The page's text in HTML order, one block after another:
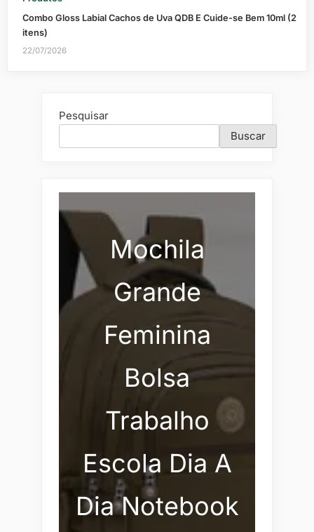
Combo Gloss Labial Cachos de Uva QDB E Cuide-se Bem 10ml (2
itens)
22/07/2026
Pesquisar
Buscar
Mochila
Grande
Feminina
Bolsa
Trabalho
Escola Dia A
Dia Notebook